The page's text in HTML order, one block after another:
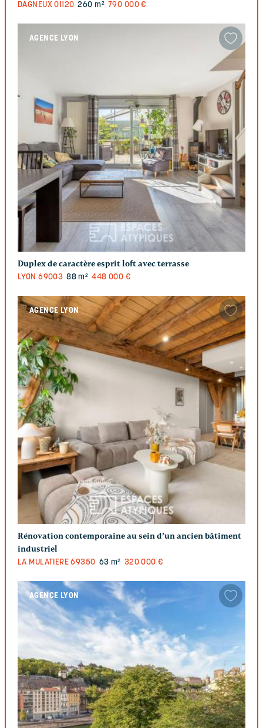
DAGNEUX 01120 260 m² 790 000 €
AGENCE LYON
Duplex de caractère esprit loft avec terrasse
LYON 69003 88 m² 448 000 €
AGENCE LYON
Rénovation contemporaine au sein d’un ancien bâtiment
industriel
LA MULATIERE 69350 63 m² 320 000 €
AGENCE LYON